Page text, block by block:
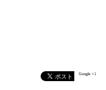
Google +1